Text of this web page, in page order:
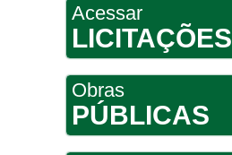
Acessar
LICITAÇÕES
Obras
PÚBLICAS